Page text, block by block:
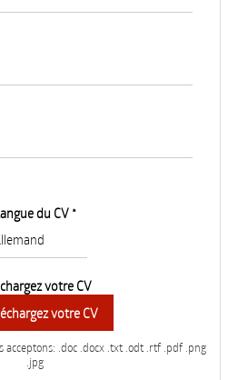
du CV *
votre CV
votre CV
acceptons: .doc .docx .txt .odt .rtf .pdf .png
.jpg